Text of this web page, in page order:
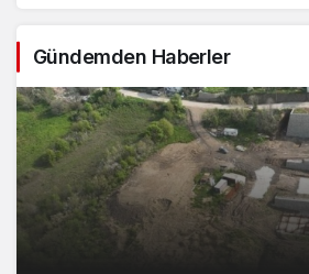
Gündemden Haberler